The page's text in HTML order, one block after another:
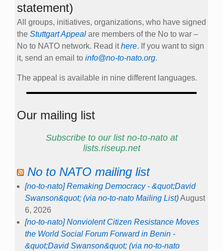
statement)
All groups, initiatives, organizations, who have signed
the Stuttgart Appeal are members of the No to war –
No to NATO network. Read ithere. If you want to sign
it, send an email to info@no-to-nato.org.
The appeal is available in nine different languages.
Our mailing list
Subscribe to our list no-to-nato at
lists.riseup.net
No to NATO mailing list
[no-to-nato] Remaking Democracy - &quot;David
Swanson&quot; (via no-to-nato Mailing List)August
6, 2026
[no-to-nato] Nonviolent Citizen Resistance Moves
the World Social Forum Forward in Benin -
&quot;David Swanson&quot; (via no-to-nato